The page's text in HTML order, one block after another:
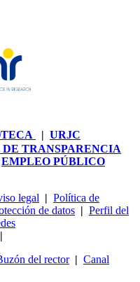
| URJC
DE TRANSPARENCIA
EMPLEO PÚBLICO
legal | Política de
de datos | Perfil del
|
del rector| Canal